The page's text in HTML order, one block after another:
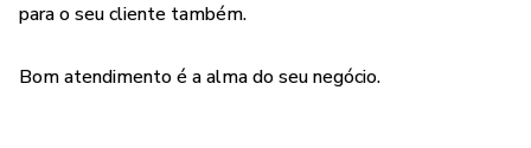
para o seu cliente também.
Bom atendimento é a alma do seu negócio.